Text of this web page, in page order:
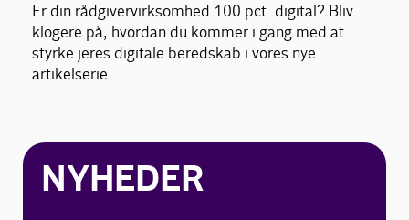
Er din rådgivervirksomhed 100 pct. digital? Bliv
klogere på, hvordan du kommer i gang med at
styrke jeres digitale beredskab i vores nye
artikelserie.
NYHEDER